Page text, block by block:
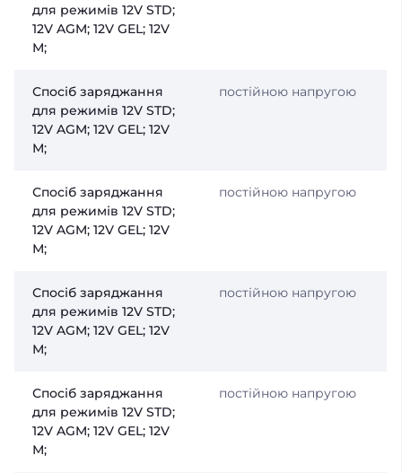
для режимів 12V STD;
12V AGM; 12V GEL; 12V
М;
Спосіб заряджання
для режимів 12V STD;
12V AGM; 12V GEL; 12V
М;
постійною напругою
Спосіб заряджання
для режимів 12V STD;
12V AGM; 12V GEL; 12V
М;
постійною напругою
Спосіб заряджання
для режимів 12V STD;
12V AGM; 12V GEL; 12V
М;
постійною напругою
Спосіб заряджання
для режимів 12V STD;
12V AGM; 12V GEL; 12V
М;
постійною напругою